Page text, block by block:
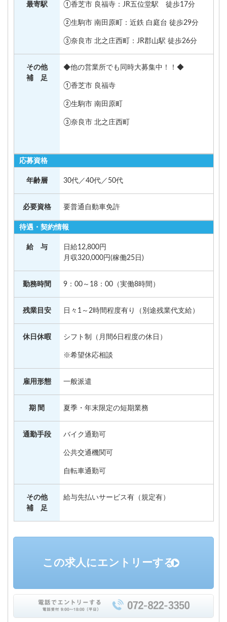
最寄駅 ①香芝市 良福寺：JR五位堂駅 徒歩17分
②生駒市 南田原町：近鉄 白庭台 徒歩29分
③奈良市 北之庄西町：JR郡山駅 徒歩26分
その他
補 足
◆他の営業所でも同時大募集中！！◆
①香芝市 良福寺
②生駒市 南田原町
③奈良市 北之庄西町
応募資格
年齢層 30代／40代／50代
必要資格 要普通自動車免許
待遇・契約情報
給 与
日給12,800円
月収320,000円(稼働25日)
勤務時間 9：00～18：00（実働8時間）
残業目安 日々1～2時間程度有り（別途残業代支給）
休日休暇 シフト制（月間6日程度の休日）
※希望休応相談
雇用形態 一般派遣
期 間 夏季・年末限定の短期業務
通勤手段 バイク通勤可
公共交通機関可
自転車通勤可
その他
補 足
給与先払いサービス有（規定有）
この求人にエントリーする